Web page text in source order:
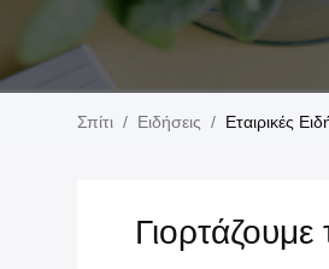
Σπίτι / Ειδήσεις / Εταιρικές